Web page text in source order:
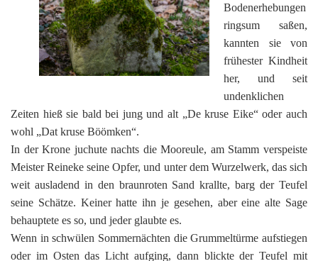
Bodenerhebungen
ringsum saßen,
kannten sie von
frühester Kindheit
her, und seit
undenklichen
Zeiten hieß sie bald bei jung und alt „De kruse Eike“ oder auch
wohl „Dat kruse Böömken“.
In der Krone juchute nachts die Mooreule, am Stamm verspeiste
Meister Reineke seine Opfer, und unter dem Wurzelwerk, das sich
weit ausladend in den braunroten Sand krallte, barg der Teufel
seine Schätze. Keiner hatte ihn je gesehen, aber eine alte Sage
behauptete es so, und jeder glaubte es.
Wenn in schwülen Sommernächten die Grummeltürme aufstiegen
oder im Osten das Licht aufging, dann blickte der Teufel mit